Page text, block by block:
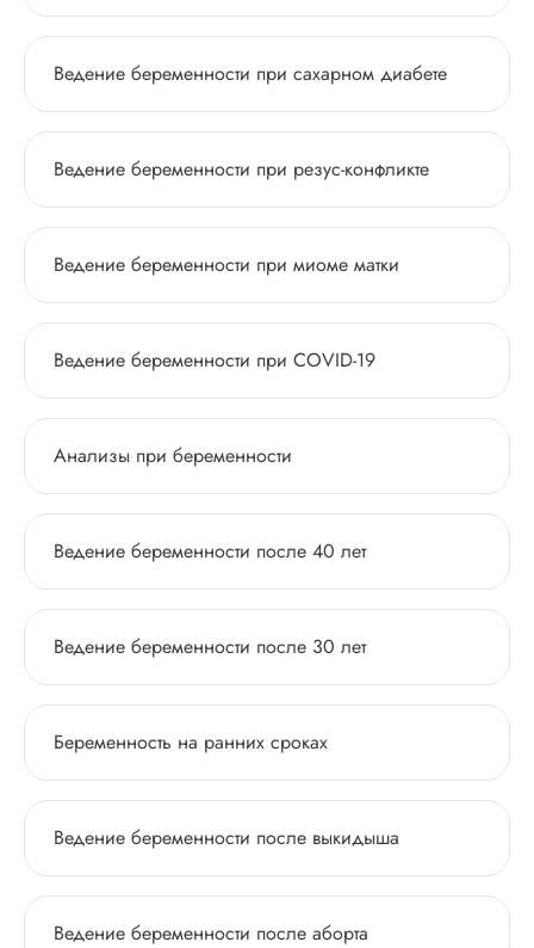
Ведение беременности при сахарном диабете
Ведение беременности при резус-конфликте
Ведение беременности при миоме матки
Ведение беременности при COVID-19
Анализы при беременности
Ведение беременности после 40 лет
Ведение беременности после 30 лет
Беременность на ранних сроках
Ведение беременности после выкидыша
Ведение беременности после аборта